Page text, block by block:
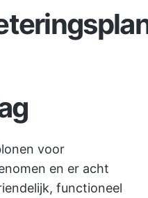
voor
en er acht
functioneel